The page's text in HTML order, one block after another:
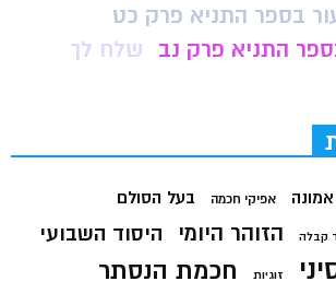
בספר התניא פרק כט
התניא פרק נב
שלח לך
אמונה אפיקי חכמה בעל הסולם
קבלה הזוהר היומי היסוד השבועי
זוגיות חכמת הנסתר